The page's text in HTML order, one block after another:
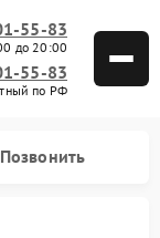
55-83
до 20:00
55-83
по РФ
Позвонить